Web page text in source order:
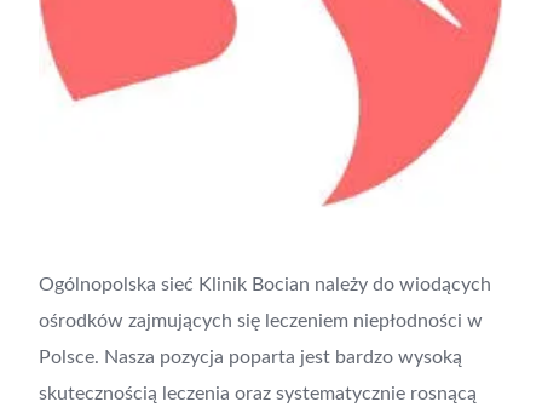
Ogólnopolska sieć Klinik Bocian należy do wiodących
ośrodków zajmujących się leczeniem niepłodności w
Polsce. Nasza pozycja poparta jest bardzo wysoką
skutecznością leczenia oraz systematycznie rosnącą